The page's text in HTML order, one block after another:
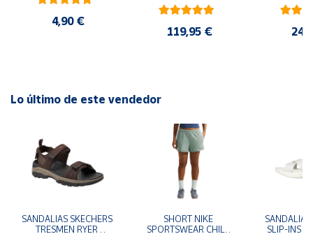
4,90 €
NEGRO JR6303
HOMBRE
119,95 €
Lo último de este vendedor
SANDALIAS SKECHERS
TRESMEN RYER
SHORT NIKE
SPORTSWEAR CHILL
SANDALIAS
SLIP-INS